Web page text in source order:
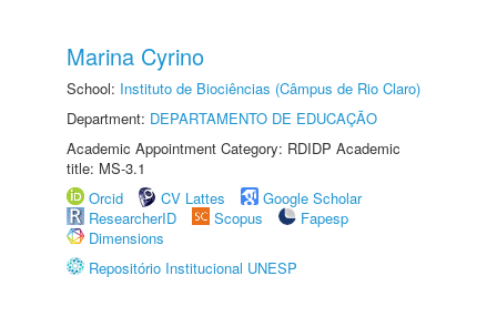
Marina Cyrino
School: Instituto de Biociências (Câmpus de Rio Claro)
Department: DEPARTAMENTO DE EDUCAÇÃO
Academic Appointment Category: RDIDP Academic
title: MS-3.1
Orcid
CV Lattes
Google Scholar
ResearcherID
Scopus
Fapesp
Dimensions
Repositório Institucional UNESP